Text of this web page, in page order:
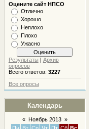
Оцените сайт НПСО
Отлично
Хорошо
Неплохо
Плохо
Ужасно
Результаты
Архив
опросов
Всего ответов: 3227
Все опросы
Календарь
« Ноябрь 2013 »